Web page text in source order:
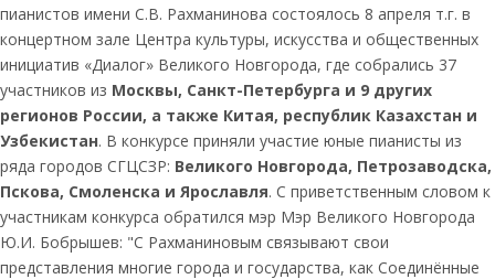
пианистов имени С.В. Рахманинова состоялось 8 апреля т.г. в
концертном зале Центра культуры, искусства и общественных
инициатив «Диалог» Великого Новгорода, где собрались 37
участников из Москвы, Санкт-Петербурга и 9 других
регионов России, а также Китая, республик Казахстан и
Узбекистан. В конкурсе приняли участие юные пианисты из
ряда городов СГЦСЗР: Великого Новгорода, Петрозаводска,
Пскова, Смоленска и Ярославля. С приветственным словом к
участникам конкурса обратился мэр Мэр Великого Новгорода
Ю.И. Бобрышев: "С Рахманиновым связывают свои
представления многие города и государства, как Соединённые